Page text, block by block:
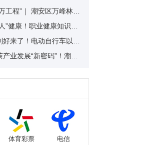
体育彩票 电信